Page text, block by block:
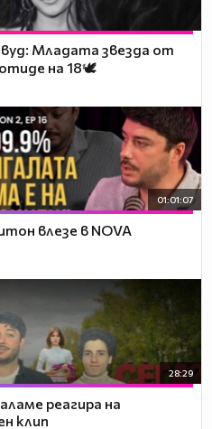
Младата звезда от
отиде на 18🕊️
01:01:07
влезе в NOVA
28:29
реагира на
клип